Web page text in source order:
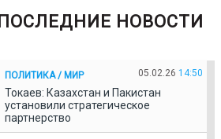
ПОСЛЕДНИЕ НОВОСТИ
ПОЛИТИКА / МИР 05.02.26 14:50
Токаев: Казахстан и Пакистан
установили стратегическое
партнерство